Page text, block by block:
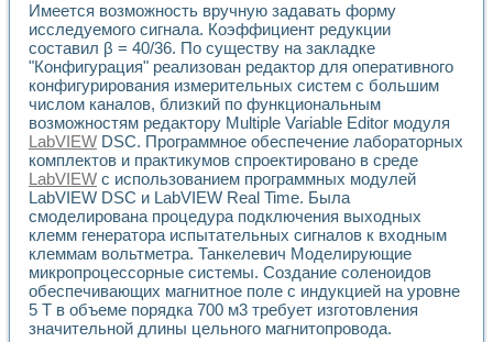
Обратный маятник
Устройство для изучения основ интерфейсов обмена по
Лабораторный практикум: изучение адиабатического
Стенд для исследования электрических переходных
Система статистической обработки результатов
Автоматизация лазерно-плазменных измерений с
Модельно-измерительный комплекс. Назначение. Состав.
Использование технологий NATIONAL INSTRUMENTS
Учебный практикум "Спектральный и корреляционный
Учебный стенд для исследования принципа действия
Оборудование и программное обеспечение учебных
Виртуальный лабораторный практикум для изучения
Управление роботом ТУР-10 средствами LabVIEW
Аппаратно-программный комплекс для исследования
Автоматизированный дистанционный лабораторный
Исследование возможности реставрации одномерных
Имеется возможность вручную задавать форму
исследуемого сигнала. Коэффициент редукции
составил β = 40/36. По существу на закладке
"Конфигурация" реализован редактор для оперативного
конфигурирования измерительных систем с большим
числом каналов, близкий по функциональным
возможностям редактору Multiple Variable Editor модуля
LabVIEW DSC. Программное обеспечение лабораторных
комплектов и практикумов спроектировано в среде
LabVIEW с использованием программных модулей
LabVIEW DSC и LabVIEW Real Time. Была
смоделирована процедура подключения выходных
клемм генератора испытательных сигналов к входным
клеммам вольтметра. Танкелевич Моделирующие
микропроцессорные системы. Создание соленоидов
обеспечивающих магнитное поле с индукцией на уровне
5 Т в объеме порядка 700 м3 требует изготовления
значительной длины цельного магнитопровода.